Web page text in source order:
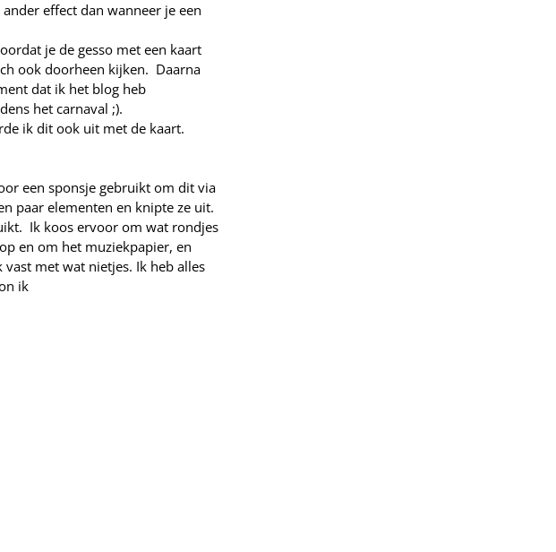
effect dan wanneer je een
je de gesso met een kaart
ook doorheen kijken. Daarna
dat ik het blog heb
het carnaval ;).
ik dit ook uit met de kaart.
een sponsje gebruikt om dit via
paar elementen en knipte ze uit.
Ik koos ervoor om wat rondjes
en om het muziekpapier, en
met wat nietjes. Ik heb alles
ik